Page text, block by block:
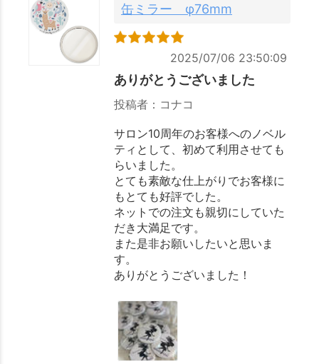
缶ミラー φ76mm
2025/07/06 23:50:09
ありがとうございました
投稿者：コナコ
サロン10周年のお客様へのノベル
ティとして、初めて利用させても
らいました。
とても素敵な仕上がりでお客様に
もとても好評でした。
ネットでの注文も親切にしていた
だき大満足です。
また是非お願いしたいと思いま
す。
ありがとうございました！